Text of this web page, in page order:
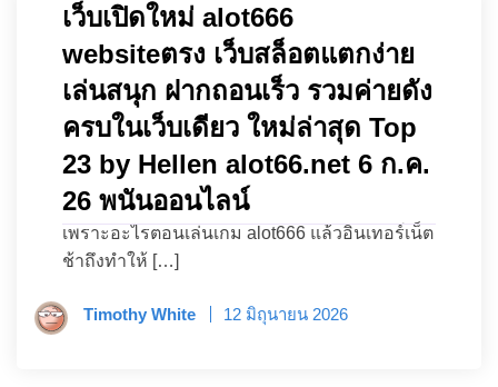
เว็บเปิดใหม่ alot666
websiteตรง เว็บสล็อตแตกง่าย
เล่นสนุก ฝากถอนเร็ว รวมค่ายดัง
ครบในเว็บเดียว ใหม่ล่าสุด Top
23 by Hellen alot66.net 6 ก.ค.
26 พนันออนไลน์
เพราะอะไรตอนเล่นเกม alot666 แล้วอินเทอร์เน็ต
ช้าถึงทำให้ […]
Timothy White 12 มิถุนายน 2026